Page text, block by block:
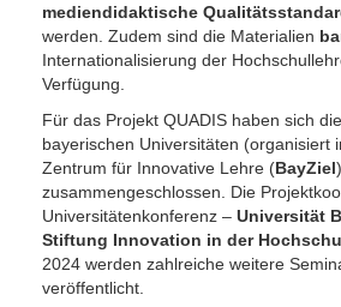
mediendidaktische
werden. Zudem sind die Materialien
Internationalisierung der
Verfügung.
Für das Projekt QUADIS haben sich
bayerischen Universitäten (organisiert
Zentrum für Innovative Lehre (BayZiel
zusammengeschlossen. Die
Universitätenkonferenz – Universität
Stiftung Innovation in der
2024 werden zahlreiche weitere
veröffentlicht.